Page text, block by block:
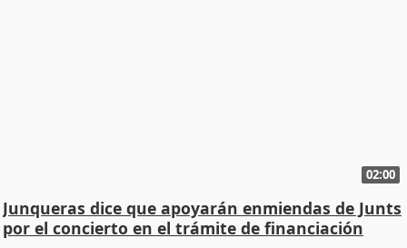
02:00
Junqueras dice que apoyarán enmiendas de Junts
por el concierto en el trámite de financiación